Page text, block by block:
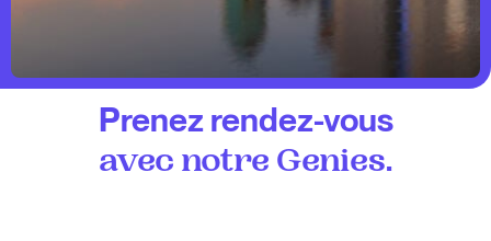
Prenez rendez-vous
avec notre Genies.